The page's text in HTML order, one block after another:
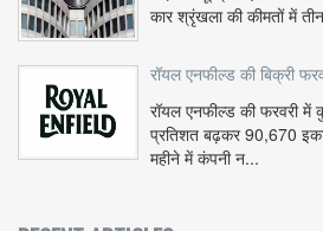
कार श्रृंखला की कीमतों में
रॉयल एनफील्ड की बिक्री
रॉयल एनफील्ड की फरवरी में
प्रतिशत बढ़कर 90,670
महीने में कंपनी न...